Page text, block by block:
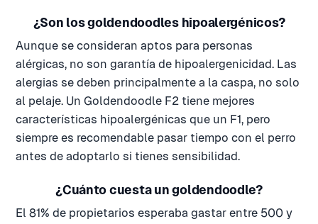
¿Son los goldendoodles hipoalergénicos?
Aunque se consideran aptos para personas
alérgicas, no son garantía de hipoalergenicidad. Las
alergias se deben principalmente a la caspa, no solo
al pelaje. Un Goldendoodle F2 tiene mejores
características hipoalergénicas que un F1, pero
siempre es recomendable pasar tiempo con el perro
antes de adoptarlo si tienes sensibilidad.
¿Cuánto cuesta un goldendoodle?
El 81% de propietarios esperaba gastar entre 500 y